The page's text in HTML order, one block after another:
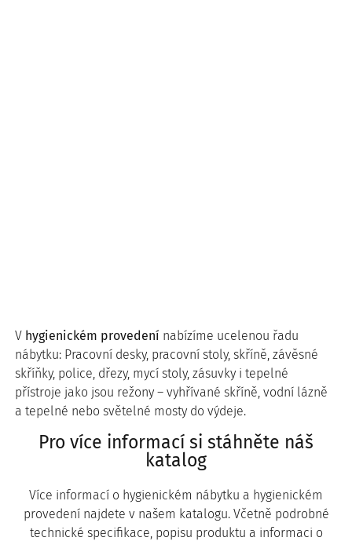
V hygienickém provedení nabízíme ucelenou řadu
nábytku: Pracovní desky, pracovní stoly, skříně, závěsné
skříňky, police, dřezy, mycí stoly, zásuvky i tepelné
přístroje jako jsou režony – vyhřívané skříně, vodní lázně
a tepelné nebo světelné mosty do výdeje.
Pro více informací si stáhněte náš
katalog
Více informací o hygienickém nábytku a hygienickém
provedení najdete v našem katalogu. Včetně podrobné
technické specifikace, popisu produktu a informaci o